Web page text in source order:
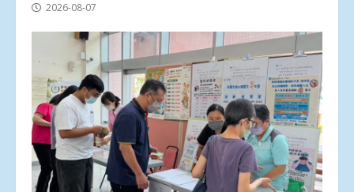
2026-08-07